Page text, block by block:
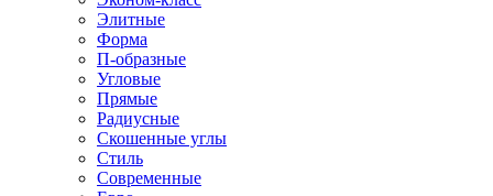
Элитные
Форма
П-образные
Угловые
Прямые
Радиусные
Скошенные углы
Стиль
Современные